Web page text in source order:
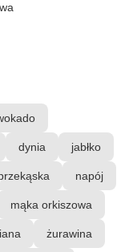
dynia jabłko
napój
mąka orkiszowa
żurawina